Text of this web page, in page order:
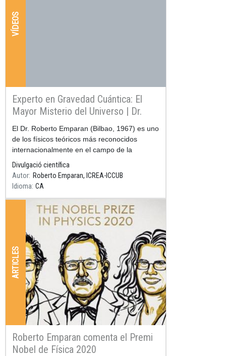
VÍDEOS
Experto en Gravedad Cuántica: El
Mayor Misterio del Universo | Dr.
Roberto Emparan
Resum
El Dr. Roberto Emparan (Bilbao, 1967) es uno
de los físicos teóricos más reconocidos
internacionalmente en el campo de la
gravedad, los agujeros negros y la teoría de
supercuerdas.
Divulgació científica
Autor Roberto Emparan, ICREA-ICCUB
Idioma CA
ARTICLES
Roberto Emparan comenta el Premi
Nobel de Física 2020